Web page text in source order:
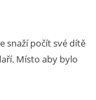
snaží počít své dítě
Místo aby bylo